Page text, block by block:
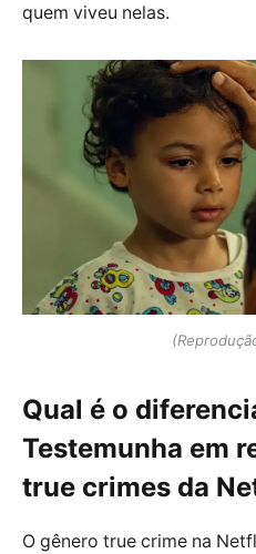
quem viveu nelas.
Qual é o
Testemunha em
true crimes da
O gênero true crime na